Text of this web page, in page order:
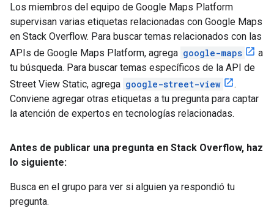
Los miembros del equipo de Google Maps Platform
supervisan varias etiquetas relacionadas con Google Maps
en Stack Overflow. Para buscar temas relacionados con las
APIs de Google Maps Platform, agrega google-maps
a
tu búsqueda. Para buscar temas específicos de la API de
Street View Static, agrega google-street-view
.
Conviene agregar otras etiquetas a tu pregunta para captar
la atención de expertos en tecnologías relacionadas.
Antes de publicar una pregunta en Stack Overflow, haz
lo siguiente:
Busca en el grupo para ver si alguien ya respondió tu
pregunta.